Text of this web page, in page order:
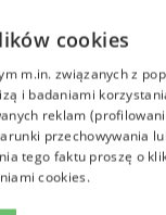
cookies
m.in. związanych z
i badaniami
reklam
przechowywania
tego faktu proszę o
cookies.